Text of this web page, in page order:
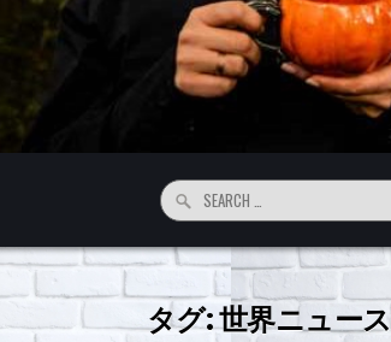
Search
for:
タグ:世界ニュース